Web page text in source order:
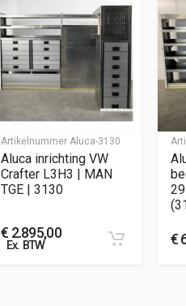
Artikelnummer Aluca-3130
Aluca inrichting VW
Crafter L3H3 | MAN
TGE | 3130
€ 2.895,00
Ex. BTW €